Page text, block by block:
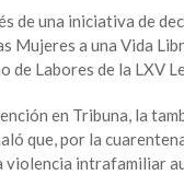
de una iniciativa de
Mujeres a una Vida
de Labores de la LXV
en Tribuna, la
que, por la
violencia intrafamiliar